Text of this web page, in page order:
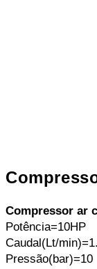
Compressor ar
Potência=10HP
Caudal(Lt/
Pressão(bar)=10